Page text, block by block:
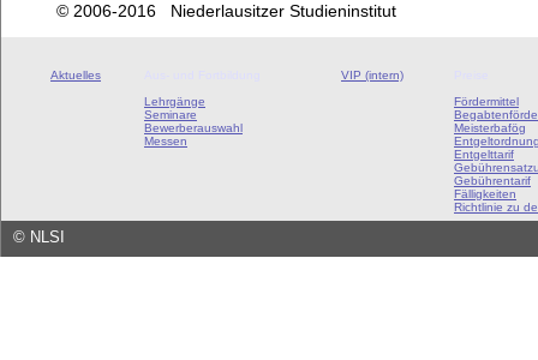
© 2006-2016 Niederlausitzer Studieninstitut
Aktuelles
Lehrgänge
Seminare
Bewerberauswahl
Messen
VIP (intern)
Fördermittel
Meisterbafög
Entgelttarif
Gebührentarif
Fälligkeiten
Richtlinie zu
© NLSI